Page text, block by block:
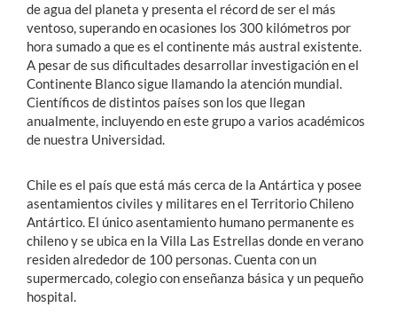
de agua del planeta y presenta el récord de ser el más
ventoso, superando en ocasiones los 300 kilómetros por
hora sumado a que es el continente más austral existente.
A pesar de sus dificultades desarrollar investigación en el
Continente Blanco sigue llamando la atención mundial.
Científicos de distintos países son los que llegan
anualmente, incluyendo en este grupo a varios académicos
de nuestra Universidad.
Chile es el país que está más cerca de la Antártica y posee
asentamientos civiles y militares en el Territorio Chileno
Antártico. El único asentamiento humano permanente es
chileno y se ubica en la Villa Las Estrellas donde en verano
residen alrededor de 100 personas. Cuenta con un
supermercado, colegio con enseñanza básica y un pequeño
hospital.